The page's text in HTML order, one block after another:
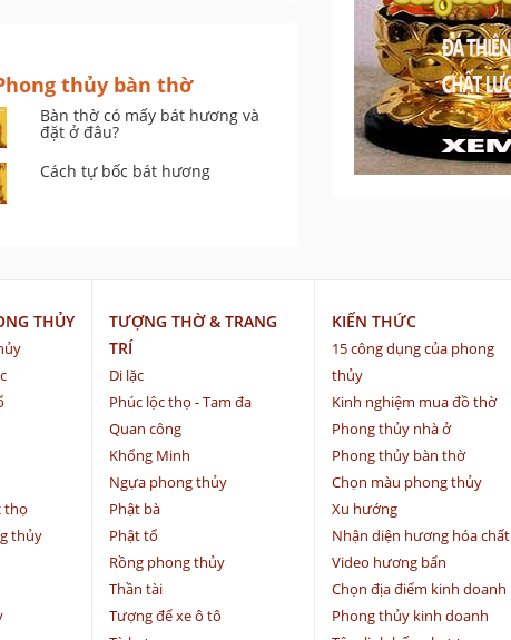
thủy bàn thờ
Bàn thờ có mấy bát hương và
đặt ở đâu?
Cách tự bốc bát hương
THỦY
thọ
thủy
TƯỢNG THỜ & TRANG
TRÍ
Di lặc
Phúc lộc thọ - Tam đa
Quan công
Khổng Minh
Ngựa phong thủy
Phật bà
Phật tổ
Rồng phong thủy
Thần tài
Tượng để xe ô tô
KIẾN THỨC
15 công dụng của phong
thủy
Kinh nghiệm mua đồ thờ
Phong thủy nhà ở
Phong thủy bàn thờ
Chọn màu phong thủy
Xu hướng
Nhận diện hương hóa chất
Video hương bẩn
Chọn địa điểm kinh doanh
Phong thủy kinh doanh